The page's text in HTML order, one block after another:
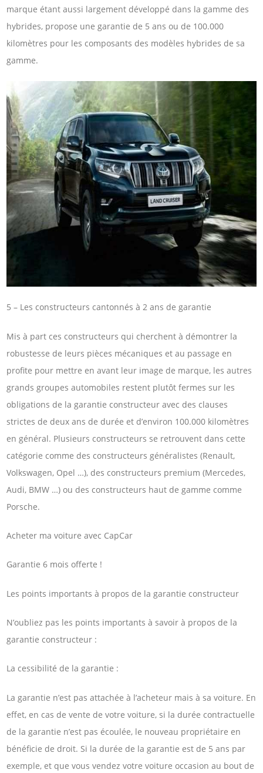
marque étant aussi largement développé dans la gamme des
hybrides, propose une garantie de 5 ans ou de 100.000
kilomètres pour les composants des modèles hybrides de sa
gamme.
5 – Les constructeurs cantonnés à 2 ans de garantie
Mis à part ces constructeurs qui cherchent à démontrer la
robustesse de leurs pièces mécaniques et au passage en
profite pour mettre en avant leur image de marque, les autres
grands groupes automobiles restent plutôt fermes sur les
obligations de la garantie constructeur avec des clauses
strictes de deux ans de durée et d’environ 100.000 kilomètres
en général. Plusieurs constructeurs se retrouvent dans cette
catégorie comme des constructeurs généralistes (Renault,
Volkswagen, Opel …), des constructeurs premium (Mercedes,
Audi, BMW …) ou des constructeurs haut de gamme comme
Porsche.
Acheter ma voiture avec CapCar
Garantie 6 mois offerte !
Les points importants à propos de la garantie constructeur
N’oubliez pas les points importants à savoir à propos de la
garantie constructeur :
La cessibilité de la garantie :
La garantie n’est pas attachée à l’acheteur mais à sa voiture. En
effet, en cas de vente de votre voiture, si la durée contractuelle
de la garantie n’est pas écoulée, le nouveau propriétaire en
bénéficie de droit. Si la durée de la garantie est de 5 ans par
exemple, et que vous vendez votre voiture occasion au bout de